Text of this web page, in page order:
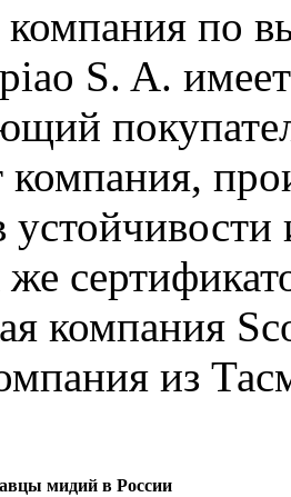
компания по
S. A.
компания,
же
компания
из
мидий в России